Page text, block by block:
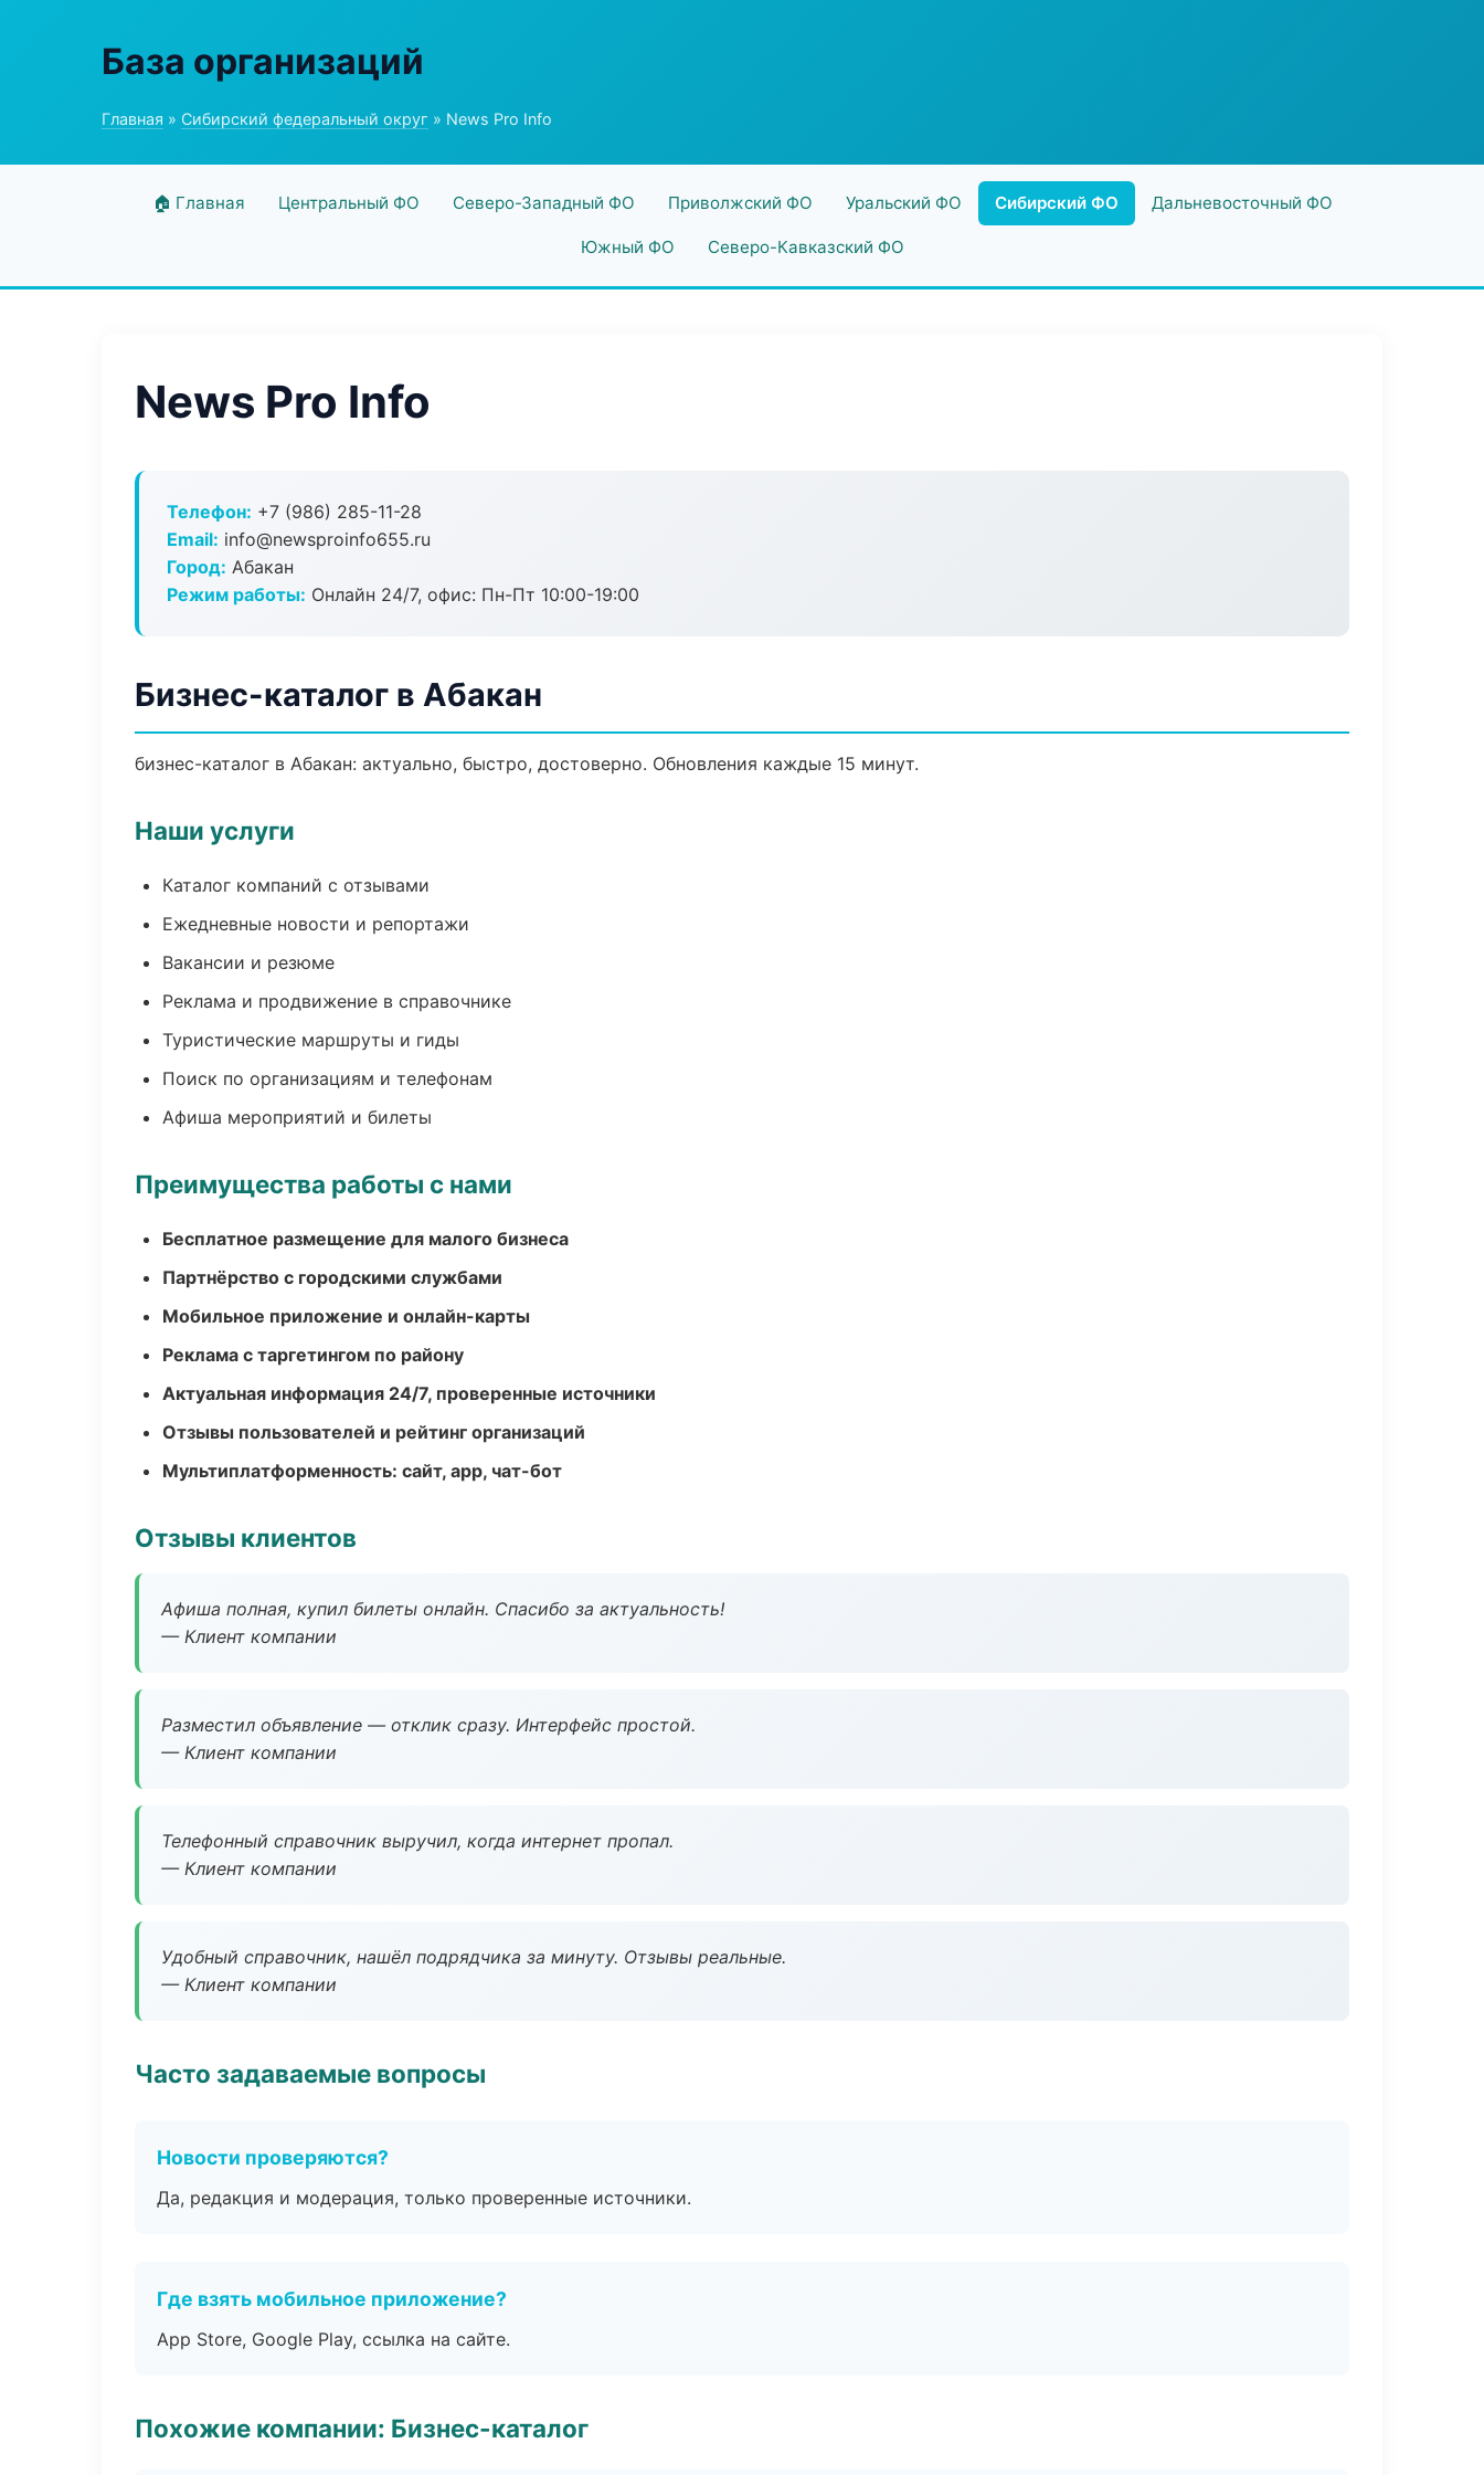
База организаций
Главная » Сибирский федеральный округ » News Pro Info
🏠 Главная Центральный ФО Северо-Западный ФО Приволжский ФО Уральский ФО Сибирский ФО Дальневосточный ФО
Южный ФО Северо-Кавказский ФО
News Pro Info
Телефон: +7 (986) 285-11-28
Email: info@newsproinfo655.ru
Город: Абакан
Режим работы: Онлайн 24/7, офис: Пн-Пт 10:00-19:00
Бизнес-каталог в Абакан
бизнес-каталог в Абакан: актуально, быстро, достоверно. Обновления каждые 15 минут.
Наши услуги
Каталог компаний с отзывами
Ежедневные новости и репортажи
Вакансии и резюме
Реклама и продвижение в справочнике
Туристические маршруты и гиды
Поиск по организациям и телефонам
Афиша мероприятий и билеты
Преимущества работы с нами
Бесплатное размещение для малого бизнеса
Партнёрство с городскими службами
Мобильное приложение и онлайн-карты
Реклама с таргетингом по району
Актуальная информация 24/7, проверенные источники
Отзывы пользователей и рейтинг организаций
Мультиплатформенность: сайт, app, чат-бот
Отзывы клиентов
Афиша полная, купил билеты онлайн. Спасибо за актуальность!
— Клиент компании
Разместил объявление — отклик сразу. Интерфейс простой.
— Клиент компании
Телефонный справочник выручил, когда интернет пропал.
— Клиент компании
Удобный справочник, нашёл подрядчика за минуту. Отзывы реальные.
— Клиент компании
Часто задаваемые вопросы
Новости проверяются?
Да, редакция и модерация, только проверенные источники.
Где взять мобильное приложение?
App Store, Google Play, ссылка на сайте.
Похожие компании: Бизнес-каталог